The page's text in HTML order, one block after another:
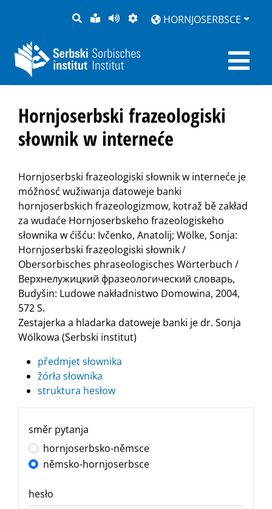
PYTANJE
LOCHKA
RĚČ
STRONU
PŘEDČITAĆ
ZWOBRAZNJENJE
HORNJOSERBSCE
Hornjoserbski frazeologiski
słownik w interneće
Hornjoserbski frazeologiski słownik w interneće je
móžnosć wužiwanja datoweje banki
hornjoserbskich frazeologizmow, kotraž bě zakład
za wudaće Hornjoserbskeho frazeologiskeho
słownika w ćišću: Ivčenko, Anatolij; Wölke, Sonja:
Hornjoserbski frazeologiski słownik /
Obersorbisches phraseologisches Wörterbuch /
Верхнелужицкий фразеологический словарь,
Budyšin: Ludowe nakładnistwo Domowina, 2004,
572 S.
Zestajerka a hladarka datoweje banki je dr. Sonja
Wölkowa (Serbski institut)
předmjet słownika
žórła słownika
struktura hesłow
směr pytanja
hornjoserbsko-němsce
němsko-hornjoserbsce
hesło